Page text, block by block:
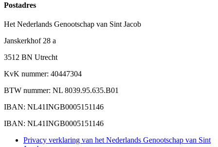
Postadres
Het Nederlands Genootschap van Sint Jacob
Janskerkhof 28 a
3512 BN Utrecht
KvK nummer: 40447304
BTW nummer: NL 8039.95.635.B01
IBAN: NL41INGB0005151146
IBAN: NL41INGB0005151146
Privacy verklaring van het Nederlands Genootschap van Sint